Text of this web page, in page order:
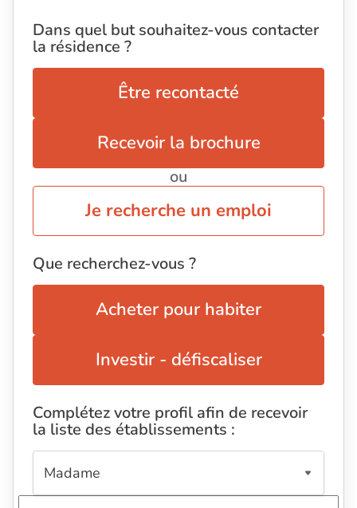
Dans quel but souhaitez-vous contacter
la résidence ?
Être recontacté
Recevoir la brochure
ou
Je recherche un emploi
Que recherchez-vous ?
Acheter pour habiter
Investir - défiscaliser
Complétez votre profil afin de recevoir
la liste des établissements :